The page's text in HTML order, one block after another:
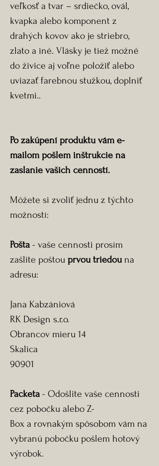
veľkosť a tvar – srdiečko, ovál,
kvapka alebo komponent z
drahých kovov ako je striebro,
zlato a iné. Vlásky je tiež možné
do živice aj voľne položiť alebo
uviazať farebnou stužkou, doplniť
kvetmi..
Po zakúpení produktu vám e-
mailom pošlem inštrukcie na
zaslanie vašich cenností.
Môžete si zvoliť jednu z týchto
možností:
Pošta - vaše cennosti prosím
zašlite poštou prvou triedou na
adresu:
Jana Kabzániová
RK Design s.r.o.
Obrancov mieru 14
Skalica
90901
Packeta - Odošlite vaše cennosti
cez pobočku alebo Z-
Box a rovnakým spôsobom vám na
vybranú pobočku pošlem hotový
výrobok.